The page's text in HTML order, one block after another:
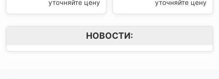
уточняйте цену
уточняйте цену
НОВОСТИ: